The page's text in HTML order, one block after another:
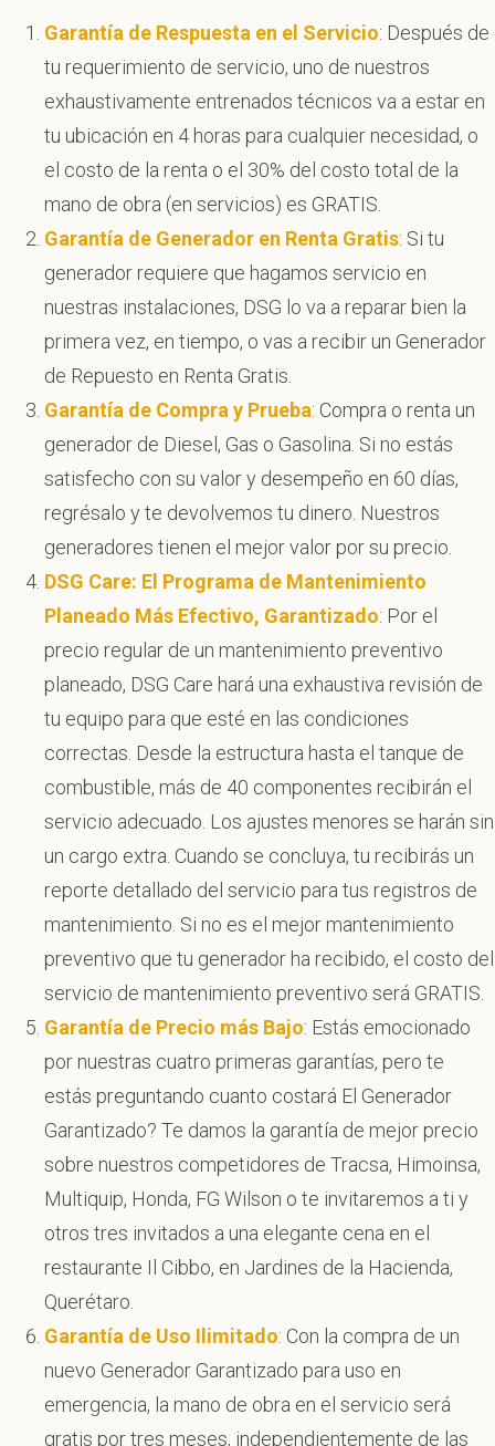
Garantía de Respuesta en el Servicio: Después de
tu requerimiento de servicio, uno de nuestros
exhaustivamente entrenados técnicos va a estar en
tu ubicación en 4 horas para cualquier necesidad, o
el costo de la renta o el 30% del costo total de la
mano de obra (en servicios) es GRATIS.
Garantía de Generador en Renta Gratis: Si tu
generador requiere que hagamos servicio en
nuestras instalaciones, DSG lo va a reparar bien la
primera vez, en tiempo, o vas a recibir un Generador
de Repuesto en Renta Gratis.
Garantía de Compra y Prueba: Compra o renta un
generador de Diesel, Gas o Gasolina. Si no estás
satisfecho con su valor y desempeño en 60 días,
regrésalo y te devolvemos tu dinero. Nuestros
generadores tienen el mejor valor por su precio.
DSG Care: El Programa de Mantenimiento
Planeado Más Efectivo, Garantizado: Por el
precio regular de un mantenimiento preventivo
planeado, DSG Care hará una exhaustiva revisión de
tu equipo para que esté en las condiciones
correctas. Desde la estructura hasta el tanque de
combustible, más de 40 componentes recibirán el
servicio adecuado. Los ajustes menores se harán sin
un cargo extra. Cuando se concluya, tu recibirás un
reporte detallado del servicio para tus registros de
mantenimiento. Si no es el mejor mantenimiento
preventivo que tu generador ha recibido, el costo del
servicio de mantenimiento preventivo será GRATIS.
Garantía de Precio más Bajo: Estás emocionado
por nuestras cuatro primeras garantías, pero te
estás preguntando cuanto costará El Generador
Garantizado? Te damos la garantía de mejor precio
sobre nuestros competidores de Tracsa, Himoinsa,
Multiquip, Honda, FG Wilson o te invitaremos a ti y
otros tres invitados a una elegante cena en el
restaurante Il Cibbo, en Jardines de la Hacienda,
Querétaro.
Garantía de Uso Ilimitado: Con la compra de un
nuevo Generador Garantizado para uso en
emergencia, la mano de obra en el servicio será
gratis por tres meses, independientemente de las